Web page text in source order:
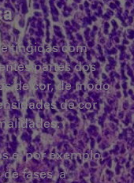
tingidas com
partes dos
de cor, de modo
de cor
e, por exemplo,
fases, a